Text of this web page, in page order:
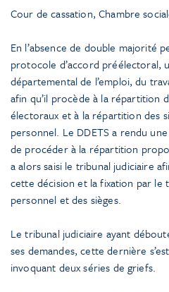
Cour de cassation, Chambre
En l’absence de double majorité
protocole d’accord préélectoral,
départemental de l’emploi, du
afin qu’il procède à la répartition
électoraux et à la répartition des
personnel. Le DDETS a rendu
de procéder à la répartition
a alors saisi le tribunal judiciaire
cette décision et la fixation par le
personnel et des sièges.
Le tribunal judiciaire ayant
ses demandes, cette dernière
invoquant deux séries de griefs.